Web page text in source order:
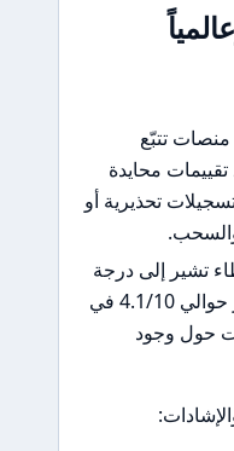
أو
درجة
أمان متوسطة (مثلاً مؤشر حوالي 4.1/10 في